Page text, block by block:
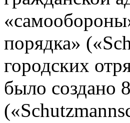
порядка»
городских
было создано